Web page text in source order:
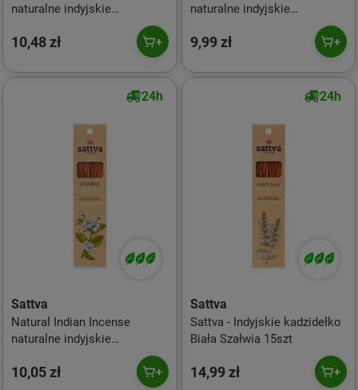
naturalne indyjskie
kadzidełko Paczula 15szt
10,48 zł
naturalne indyjskie
Sandałowe 15szt
9,99 zł
24h
Sattva
Natural Indian Incense
naturalne indyjskie
kadzidełko Jaśmin 15szt
10,05 zł
24h
Sattva
Sattva - Indyjskie kadzidełko
Biała Szałwia 15szt
14,99 zł